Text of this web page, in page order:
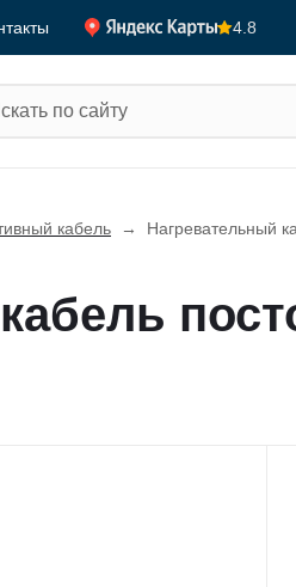
4.8
кабель → Нагревательный